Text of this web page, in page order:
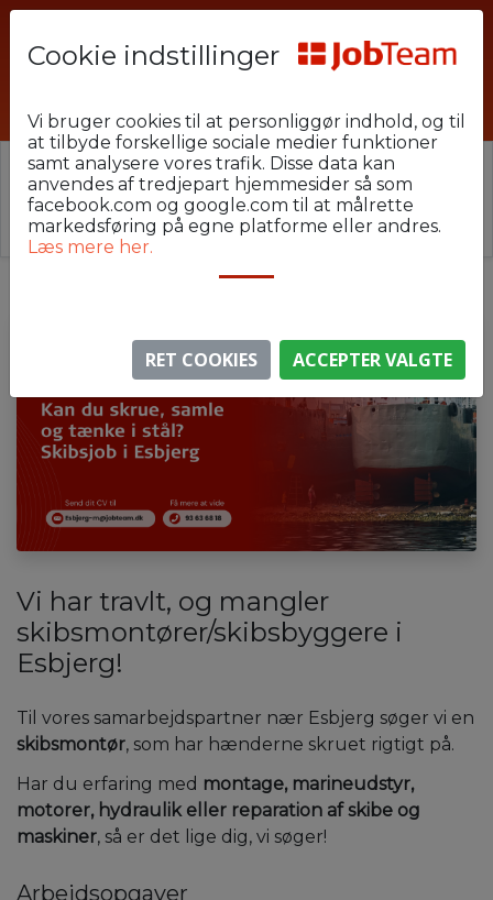
⚠️ Denne jobannonce er udløbet.
Stillingen er ikke længere aktiv, men du kan
lignende annoncer her.
Vi har travlt, og mangler
skibsmontører/skibsbyggere i
Esbjerg!
Til vores samarbejdspartner nær Esbjerg søger vi en
skibsmontør, som har hænderne skruet rigtigt på.
Har du erfaring med montage, marineudstyr,
motorer, hydraulik eller reparation af skibe og
maskiner, så er det lige dig, vi søger!
Arbejdsopgaver
Cookie indstillinger
Vi bruger cookies til at personliggør indhold, og til
at tilbyde forskellige sociale medier funktioner
samt analysere vores trafik. Disse data kan
anvendes af tredjepart hjemmesider så som
facebook.com og google.com til at målrette
markedsføring på egne platforme eller andres.
Læs mere her.
RET COOKIES ACCEPTER VALGTE